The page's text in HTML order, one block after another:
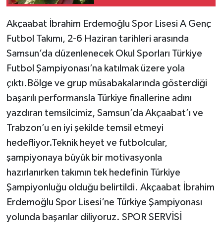
Akçaabat İbrahim Erdemoğlu Spor Lisesi A Genç
Futbol Takımı, 2-6 Haziran tarihleri arasında
Samsun’da düzenlenecek Okul Sporları Türkiye
Futbol Şampiyonası’na katılmak üzere yola
çıktı.Bölge ve grup müsabakalarında gösterdiği
başarılı performansla Türkiye finallerine adını
yazdıran temsilcimiz, Samsun’da Akçaabat’ı ve
Trabzon’u en iyi şekilde temsil etmeyi
hedefliyor.Teknik heyet ve futbolcular,
şampiyonaya büyük bir motivasyonla
hazırlanırken takımın tek hedefinin Türkiye
Şampiyonluğu olduğu belirtildi. Akçaabat İbrahim
Erdemoğlu Spor Lisesi’ne Türkiye Şampiyonası
yolunda başarılar diliyoruz. SPOR SERVİSİ